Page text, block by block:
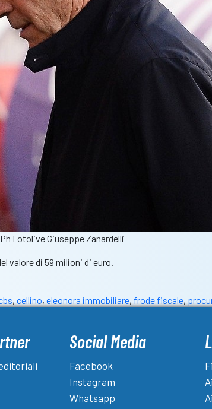
Fotolive Giuseppe Zanardelli
valore di 59 milioni di euro.
, cellino, eleonora immobiliare, frode fiscale,
Social Media
Facebook
Instagram
Whatsapp